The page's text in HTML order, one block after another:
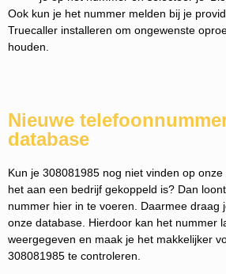
Ook kun je het nummer melden bij je
Truecaller installeren om ongewenste
houden.
Nieuwe
database
Kun je 308081985 nog niet vinden op
het aan een bedrijf gekoppeld is? Dan
nummer hier in te voeren. Daarmee draag
onze database. Hierdoor kan het nummer
weergegeven en maak je het makkelijker
308081985 te controleren.